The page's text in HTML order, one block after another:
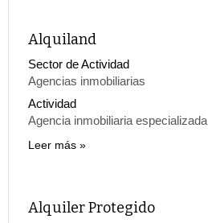
Alquiland
Sector de Actividad
Agencias inmobiliarias
Actividad
Agencia inmobiliaria
Leer más
Alquiler Protegido